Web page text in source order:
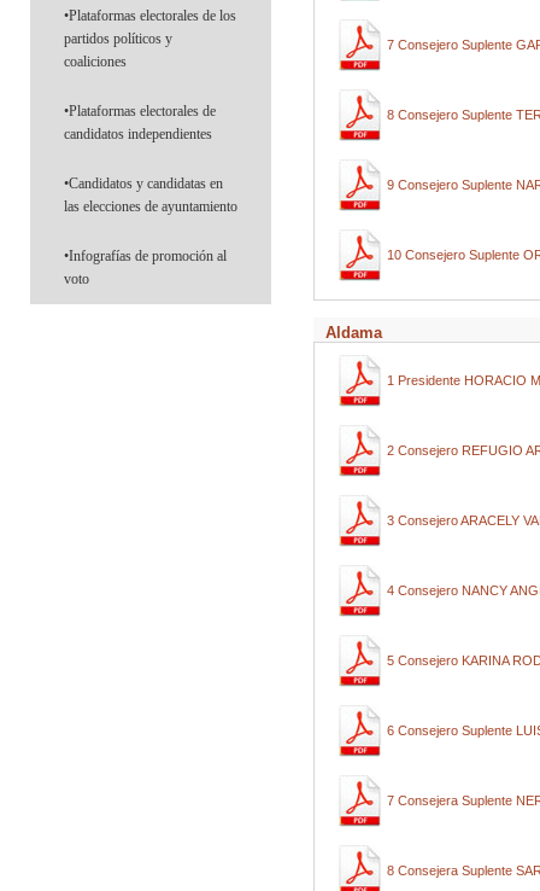
•Plataformas electorales de los
partidos políticos y
coaliciones
•Plataformas electorales de
candidatos independientes
•Candidatos y candidatas en
las elecciones de ayuntamiento
•Infografías de promoción al
voto
7 Consejero Suplente
8 Consejero Suplente
9 Consejero Suplente
10 Consejero Suplente
Aldama
1 Presidente HORACIO
2 Consejero REFUGIO
3 Consejero ARACELY
4 Consejero NANCY
5 Consejero KARINA
6 Consejero Suplente
7 Consejera Suplente
8 Consejera Suplente